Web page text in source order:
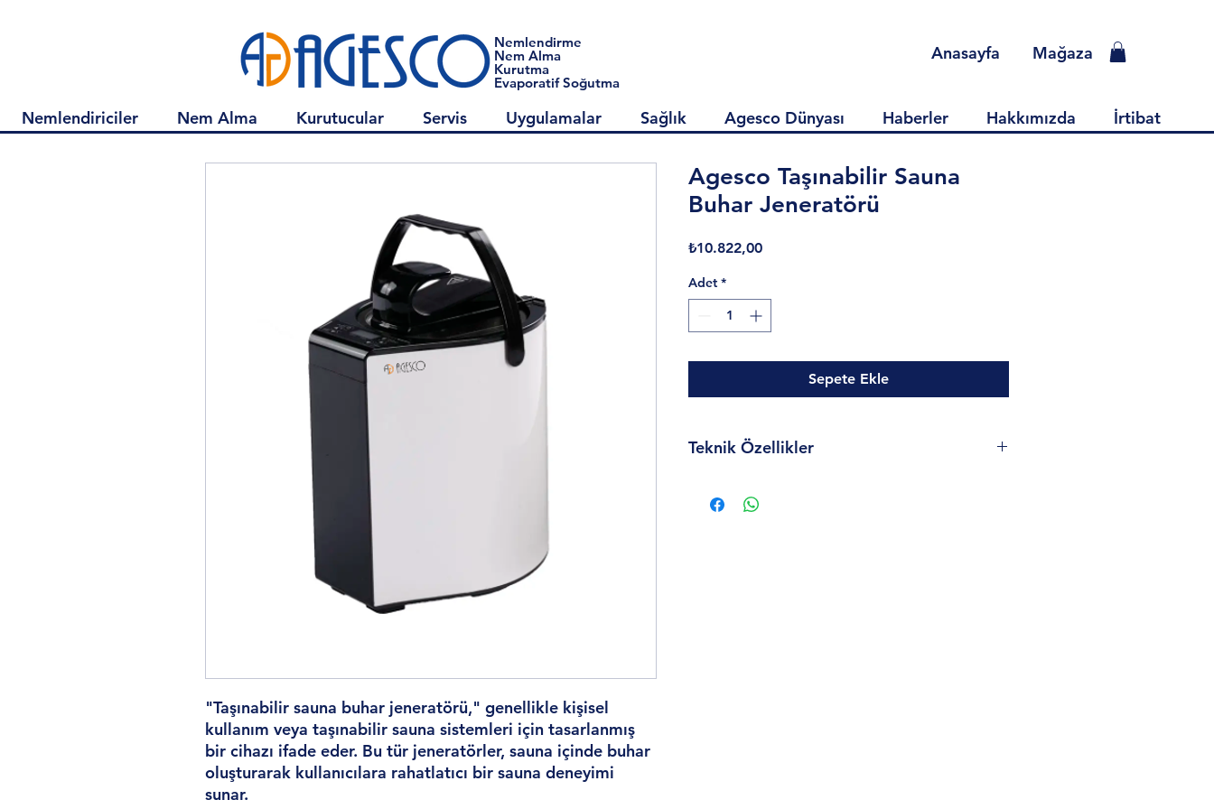
Nemlendirme
Nem Alma
Kurutma
Evaporatif Soğutma
Anasayfa Mağaza
Nemlendiriciler Nem Alma Kurutucular Servis Uygulamalar Sağlık Agesco Dünyası Haberler Hakkımızda İrtibat
"Taşınabilir sauna buhar jeneratörü," genellikle kişisel
kullanım veya taşınabilir sauna sistemleri için tasarlanmış
bir cihazı ifade eder. Bu tür jeneratörler, sauna içinde buhar
oluşturarak kullanıcılara rahatlatıcı bir sauna deneyimi
sunar.
Agesco Taşınabilir Sauna
Buhar Jeneratörü
₺10.822,00Fiyat
Adet *
Sepete Ekle
Teknik Özellikler
Renk : Siyah ve beyaz